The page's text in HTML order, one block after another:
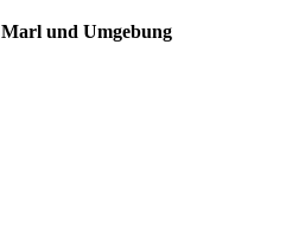
und Umgebung